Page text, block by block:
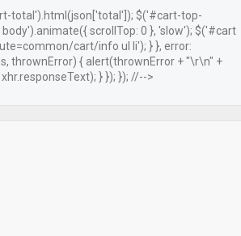
total').html(json['total']); $('#cart-top-
scrollTop: 0 }, 'slow'); $('#cart
cart/info ul li'); } }, error:
thrownError) { alert(thrownError + "\r\n" +
} }); }); //-->